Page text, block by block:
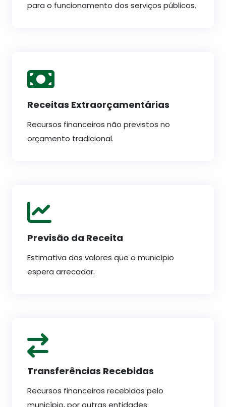
para o funcionamento dos serviços públicos.
Receitas Extraorçamentárias
Recursos financeiros não previstos no
orçamento tradicional.
Previsão da Receita
Estimativa dos valores que o município
espera arrecadar.
Transferências Recebidas
Recursos financeiros recebidos pelo
município, por outras entidades.